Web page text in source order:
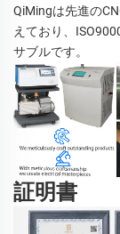
QiMingは先進の
えており、
サブルです。
証明書